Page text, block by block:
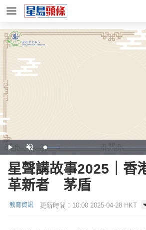
Play Unmute Loaded:
12.31%
星聲講故事2025｜香
革新者 茅盾
教育資訊 更新時間：10:00 2025-04-28 HKT